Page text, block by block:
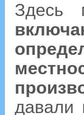
Здесь
давали